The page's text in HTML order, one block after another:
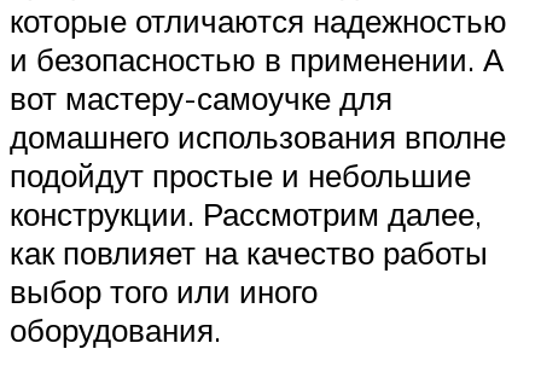
которые отличаются надежностью
и безопасностью в применении. А
вот мастеру-самоучке для
домашнего использования вполне
подойдут простые и небольшие
конструкции. Рассмотрим далее,
как повлияет на качество работы
выбор того или иного
оборудования.